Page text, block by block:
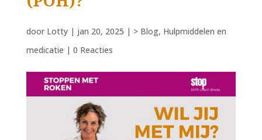
door Lotty| jan 20, 2025 | > Blog, Hulpmiddelen en
medicatie | 0 Reacties